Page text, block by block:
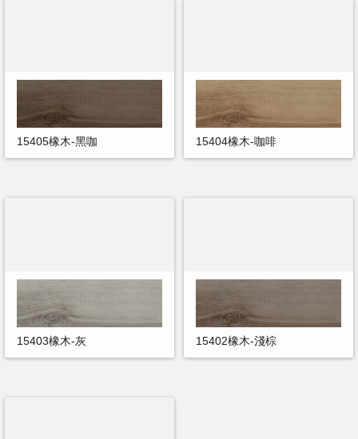
15405橡木-黑咖 15404橡木-咖啡
15403橡木-灰 15402橡木-淺棕